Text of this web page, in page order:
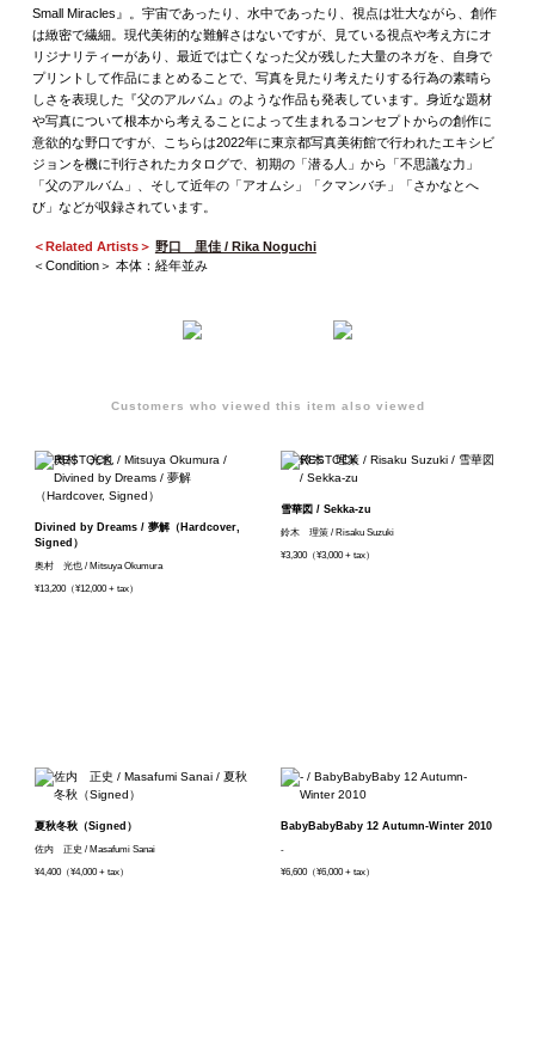
Small Miracles』。宇宙であったり、水中であったり、視点は壮大ながら、創作
は緻密で繊細。現代美術的な難解さはないですが、見ている視点や考え方にオ
リジナリティーがあり、最近では亡くなった父が残した大量のネガを、自身で
プリントして作品にまとめることで、写真を見たり考えたりする行為の素晴ら
しさを表現した『父のアルバム』のような作品も発表しています。身近な題材
や写真について根本から考えることによって生まれるコンセプトからの創作に
意欲的な野口ですが、こちらは2022年に東京都写真美術館で行われたエキシビ
ジョンを機に刊行されたカタログで、初期の「潜る人」から「不思議な力」
「父のアルバム」、そして近年の「アオムシ」「クマンバチ」「さかなとへ
び」などが収録されています。
＜Related Artists＞ 野口 里佳 / Rika Noguchi
＜Condition＞ 本体：経年並み
Customers who viewed this item also viewed
Divined by Dreams / 夢解（Hardcover,
Signed）
奥村 光也 / Mitsuya Okumura
¥13,200（¥12,000 + tax）
雪華図 / Sekka-zu
鈴木 理策 / Risaku Suzuki
¥3,300（¥3,000 + tax）
夏秋冬秋（Signed）
佐内 正史 / Masafumi Sanai
¥4,400（¥4,000 + tax）
BabyBabyBaby 12 Autumn-Winter 2010
-
¥6,600（¥6,000 + tax）